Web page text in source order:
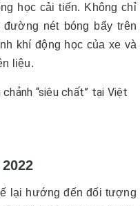
học cải tiến. Không chỉ
nét bóng bẩy trên
khí động học của xe và
liệu.
chảnh “siêu chất” tại Việt
lại hướng đến đối tượng